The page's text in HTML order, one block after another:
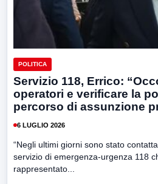
POLITICA
Servizio 118, Errico:
operatori e verificare la
percorso di assunzione
6 LUGLIO 2026
“Negli ultimi giorni sono stato
servizio di emergenza-urgenza 118
rappresentato...